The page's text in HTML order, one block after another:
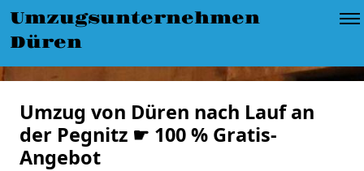
Umzugsunternehmen
Düren
Umzug von Düren nach Lauf an
der Pegnitz ☛ 100 % Gratis-
Angebot